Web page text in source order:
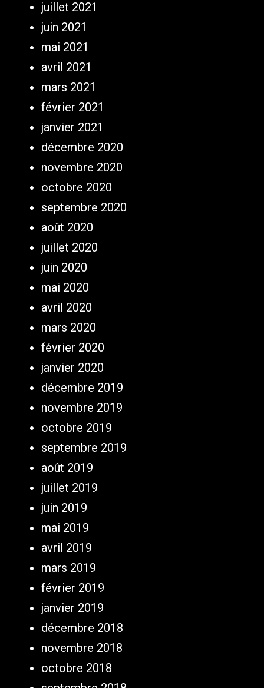
juillet 2021
juin 2021
mai 2021
avril 2021
mars 2021
février 2021
janvier 2021
décembre 2020
novembre 2020
octobre 2020
septembre 2020
août 2020
juillet 2020
juin 2020
mai 2020
avril 2020
mars 2020
février 2020
janvier 2020
décembre 2019
novembre 2019
octobre 2019
septembre 2019
août 2019
juillet 2019
juin 2019
mai 2019
avril 2019
mars 2019
février 2019
janvier 2019
décembre 2018
novembre 2018
octobre 2018